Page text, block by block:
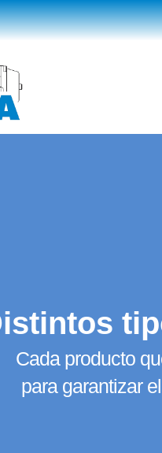
Cada producto
para garantizar